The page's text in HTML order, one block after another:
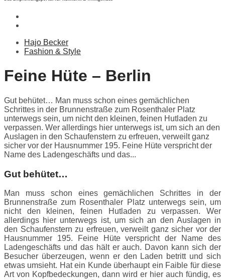
Hajo Becker
Fashion & Style
Feine Hüte – Berlin
Gut behütet… Man muss schon eines gemächlichen
Schrittes in der Brunnenstraße zum Rosenthaler Platz
unterwegs sein, um nicht den kleinen, feinen Hutladen zu
verpassen. Wer allerdings hier unterwegs ist, um sich an den
Auslagen in den Schaufenstern zu erfreuen, verweilt ganz
sicher vor der Hausnummer 195. Feine Hüte verspricht der
Name des Ladengeschäfts und das...
Gut behütet…
Man muss schon eines gemächlichen Schrittes in der
Brunnenstraße zum Rosenthaler Platz unterwegs sein, um
nicht den kleinen, feinen Hutladen zu verpassen. Wer
allerdings hier unterwegs ist, um sich an den Auslagen in
den Schaufenstern zu erfreuen, verweilt ganz sicher vor der
Hausnummer 195. Feine Hüte verspricht der Name des
Ladengeschäfts und das hält er auch. Davon kann sich der
Besucher überzeugen, wenn er den Laden betritt und sich
etwas umsieht. Hat ein Kunde überhaupt ein Faible für diese
Art von Kopfbedeckungen, dann wird er hier auch fündig, es